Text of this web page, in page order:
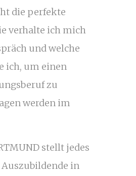
die perfekte
verhalte ich mich
und welche
ich, um einen
zu
werden im
stellt jedes
Auszubildende in